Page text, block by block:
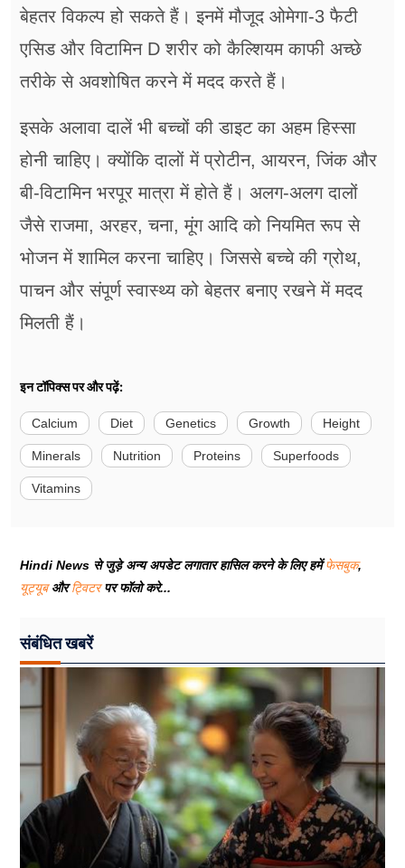
बेहतर विकल्प हो सकते हैं। इनमें मौजूद ओमेगा-3 फैटी
एसिड और विटामिन D शरीर को कैल्शियम काफी अच्छे
तरीके से अवशोषित करने में मदद करते हैं।
इसके अलावा दालें भी बच्चों की डाइट का अहम हिस्सा
होनी चाहिए। क्योंकि दालों में प्रोटीन, आयरन, जिंक और
बी-विटामिन भरपूर मात्रा में होते हैं। अलग-अलग दालों
जैसे राजमा, अरहर, चना, मूंग आदि को नियमित रूप से
भोजन में शामिल करना चाहिए। जिससे बच्चे की ग्रोथ,
पाचन और संपूर्ण स्वास्थ्य को बेहतर बनाए रखने में मदद
मिलती हैं।
इन टॉपिक्स पर और पढ़ें:
Calcium Diet Genetics Growth Height
Minerals Nutrition Proteins Superfoods
Vitamins
Hindi News से जुड़े अन्य अपडेट लगातार हासिल करने के लिए हमेंफेसबुक,
यूट्यूबऔरट्विटरपर फॉलो करे...
संबंधित खबरें